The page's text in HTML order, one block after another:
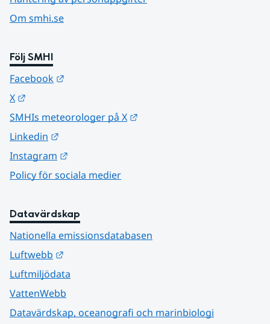
Om smhi.se
Följ SMHI
Facebook
X
SMHIs meteorologer på X
Linkedin
Instagram
Policy för sociala medier
Datavärdskap
Nationella emissionsdatabasen
Luftwebb
Luftmiljödata
VattenWebb
Datavärdskap, oceanografi och marinbiologi